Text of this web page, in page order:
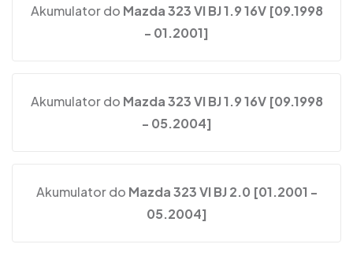
Akumulator do Mazda 323 VI BJ 1.9 16V [09.1998
- 01.2001]
Akumulator do Mazda 323 VI BJ 1.9 16V [09.1998
- 05.2004]
Akumulator do Mazda 323 VI BJ 2.0 [01.2001 -
05.2004]